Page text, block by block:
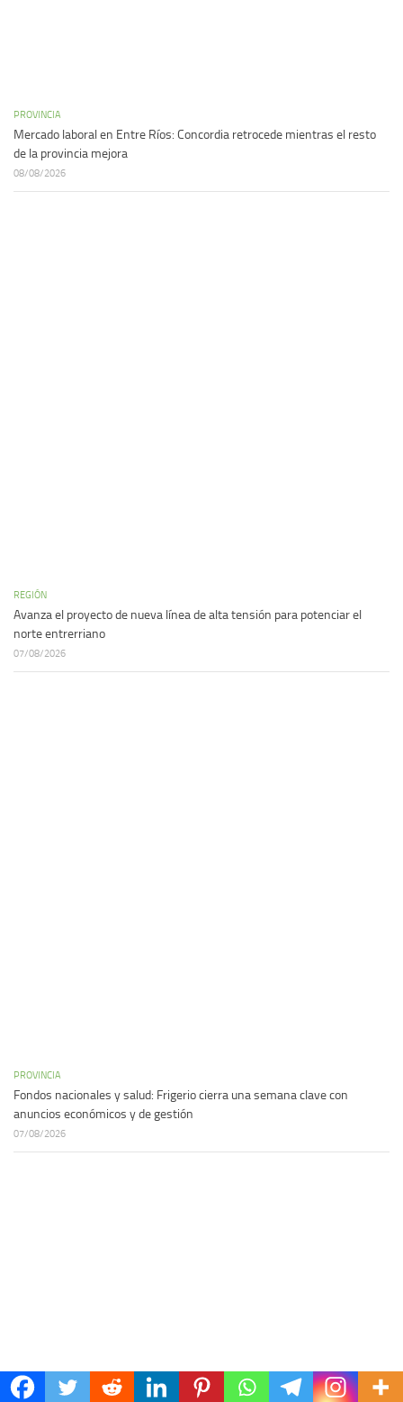
PROVINCIA
Mercado laboral en Entre Ríos: Concordia retrocede mientras el resto
de la provincia mejora
08/08/2026
REGIÓN
Avanza el proyecto de nueva línea de alta tensión para potenciar el
norte entrerriano
07/08/2026
PROVINCIA
Fondos nacionales y salud: Frigerio cierra una semana clave con
anuncios económicos y de gestión
07/08/2026